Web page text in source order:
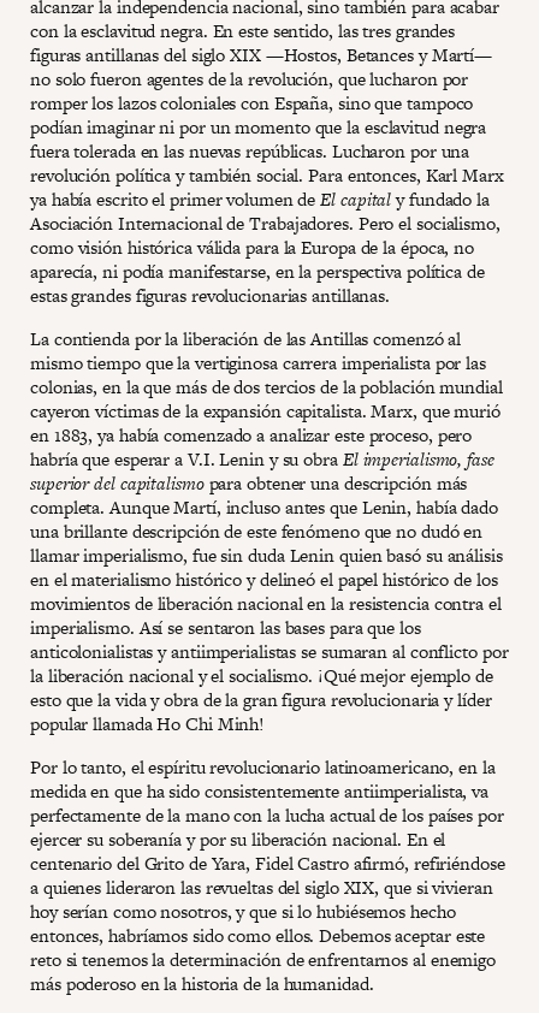
alcanzar la independencia nacional, sino también para acabar
con la esclavitud negra. En este sentido, las tres grandes
figuras antillanas del siglo XIX —Hostos, Betances y Martí—
no solo fueron agentes de la revolución, que lucharon por
romper los lazos coloniales con España, sino que tampoco
podían imaginar ni por un momento que la esclavitud negra
fuera tolerada en las nuevas repúblicas. Lucharon por una
revolución política y también social. Para entonces, Karl Marx
ya había escrito el primer volumen deEl capitaly fundado la
Asociación Internacional de Trabajadores. Pero el socialismo,
como visión histórica válida para la Europa de la época, no
aparecía, ni podía manifestarse, en la perspectiva política de
estas grandes figuras revolucionarias antillanas.
La contienda por la liberación de las Antillas comenzó al
mismo tiempo que la vertiginosa carrera imperialista por las
colonias, en la que más de dos tercios de la población mundial
cayeron víctimas de la expansión capitalista. Marx, que murió
en 1883, ya había comenzado a analizar este proceso, pero
habría que esperar a V.I. Lenin y su obraEl imperialismo, fase
superior del capitalismopara obtener una descripción más
completa. Aunque Martí, incluso antes que Lenin, había dado
una brillante descripción de este fenómeno que no dudó en
llamar imperialismo, fue sin duda Lenin quien basó su análisis
en el materialismo histórico y delineó el papel histórico de los
movimientos de liberación nacional en la resistencia contra el
imperialismo. Así se sentaron las bases para que los
anticolonialistas y antiimperialistas se sumaran al conflicto por
la liberación nacional y el socialismo. ¡Qué mejor ejemplo de
esto que la vida y obra de la gran figura revolucionaria y líder
popular llamada Ho Chi Minh!
Por lo tanto, el espíritu revolucionario latinoamericano, en la
medida en que ha sido consistentemente antiimperialista, va
perfectamente de la mano con la lucha actual de los países por
ejercer su soberanía y por su liberación nacional. En el
centenario del Grito de Yara, Fidel Castro afirmó, refiriéndose
a quienes lideraron las revueltas del siglo XIX, que si vivieran
hoy serían como nosotros, y que si lo hubiésemos hecho
entonces, habríamos sido como ellos. Debemos aceptar este
reto si tenemos la determinación de enfrentarnos al enemigo
más poderoso en la historia de la humanidad.